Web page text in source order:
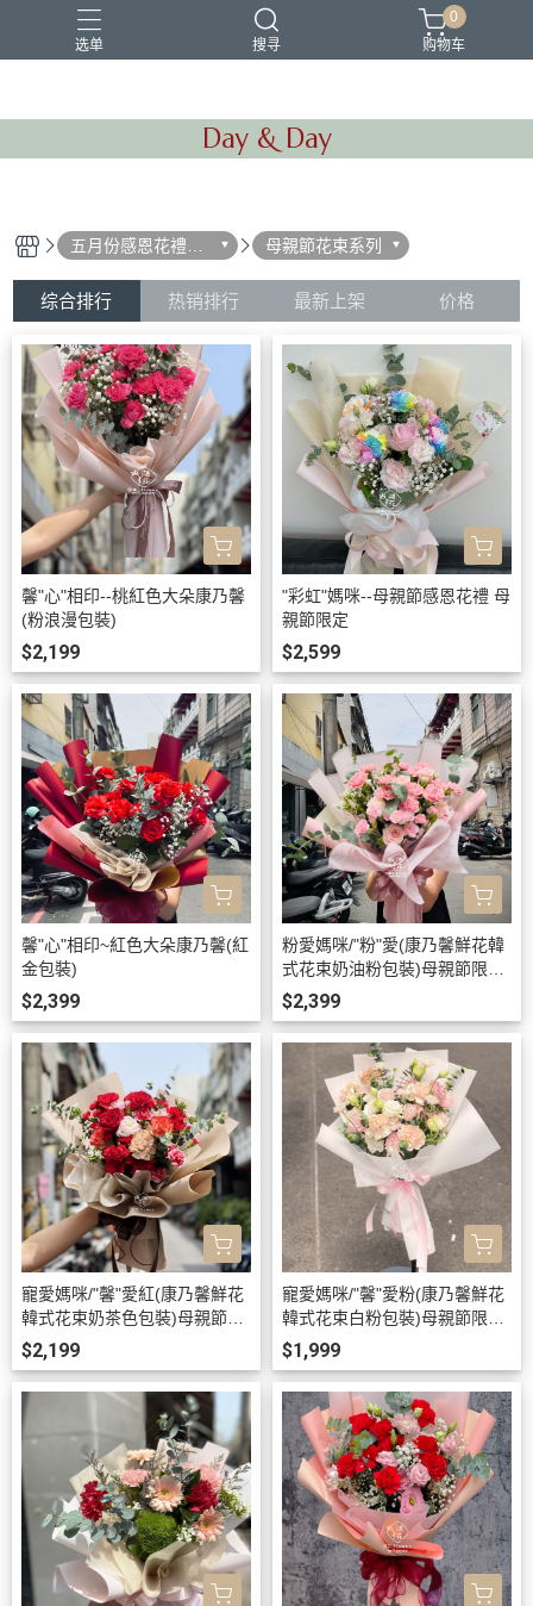
选单 搜寻
0
购物车
Day & Day
五月份感恩花禮系
列
母親節花束系列
综合排行 热销排行 最新上架 价格
馨"心"相印--桃紅色大朵康乃馨
(粉浪漫包裝)
$2,199
"彩虹"媽咪--母親節感恩花禮 母
親節限定
$2,599
馨"心"相印~紅色大朵康乃馨(紅
金包裝)
$2,399
粉愛媽咪/"粉"愛(康乃馨鮮花韓
式花束奶油粉包裝)母親節限定
其他時間請先電洽
$2,399
寵愛媽咪/"馨"愛紅(康乃馨鮮花
韓式花束奶茶色包裝)母親節限
定其他時間請先電洽
$2,199
寵愛媽咪/"馨"愛粉(康乃馨鮮花
韓式花束白粉包裝)母親節限定
其他時間請先電洽
$1,999